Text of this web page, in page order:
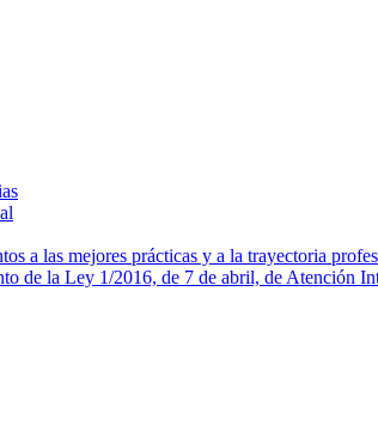
a las mejores prácticas y a la trayectoria
de la Ley 1/2016, de 7 de abril, de Atención